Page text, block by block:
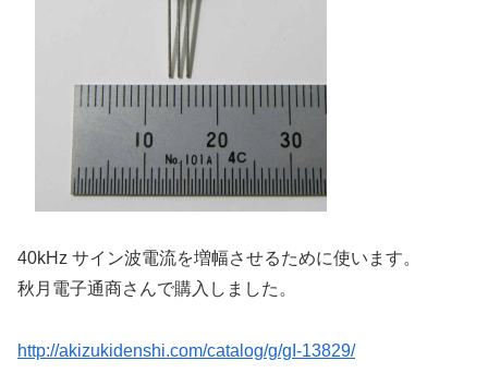
40kHz サイン波電流を増幅させるために使います。
秋月電子通商さんで購入しました。
http://akizukidenshi.com/catalog/g/gI-13829/